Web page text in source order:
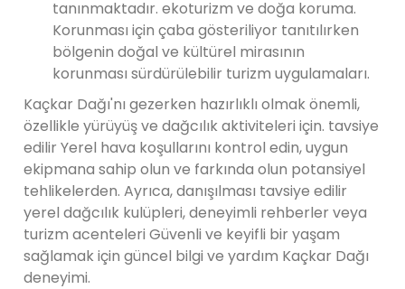
tanınmaktadır. ekoturizm ve doğa koruma.
Korunması için çaba gösteriliyor tanıtılırken
bölgenin doğal ve kültürel mirasının
korunması sürdürülebilir turizm uygulamaları.
Kaçkar Dağı'nı gezerken hazırlıklı olmak önemli,
özellikle yürüyüş ve dağcılık aktiviteleri için. tavsiye
edilir Yerel hava koşullarını kontrol edin, uygun
ekipmana sahip olun ve farkında olun potansiyel
tehlikelerden. Ayrıca, danışılması tavsiye edilir
yerel dağcılık kulüpleri, deneyimli rehberler veya
turizm acenteleri Güvenli ve keyifli bir yaşam
sağlamak için güncel bilgi ve yardım Kaçkar Dağı
deneyimi.